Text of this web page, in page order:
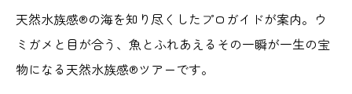
天然水族感®の海を知り尽くしたプロガイドが案内。ウ
ミガメと目が合う、魚とふれあえるその一瞬が一生の宝
物になる天然水族感®ツアーです。